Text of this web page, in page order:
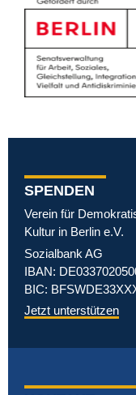
SPENDEN
Verein für
Kultur in Berlin e.V.
Sozialbank AG
IBAN:
BIC:
Jetzt unterstützen